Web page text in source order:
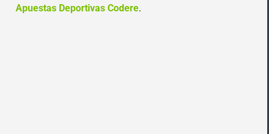
Apuestas Deportivas Codere.